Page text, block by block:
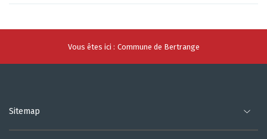
Vous êtes ici : Commune de Bertrange
Sitemap